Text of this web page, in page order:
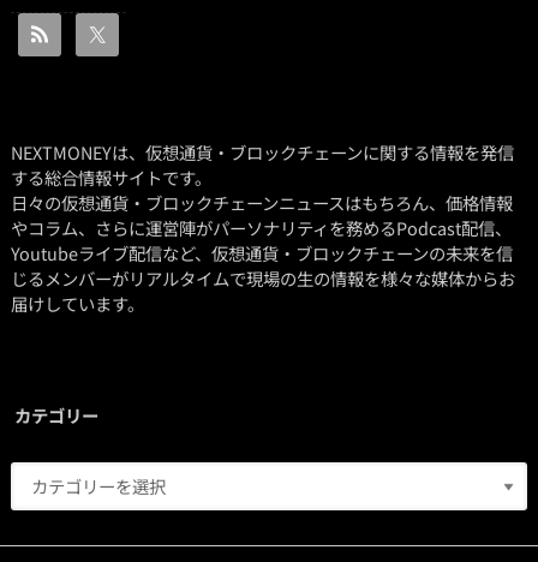
NEXTMONEYは、仮想通貨・ブロックチェーンに関する情報を発信
する総合情報サイトです。
日々の仮想通貨・ブロックチェーンニュースはもちろん、価格情報
やコラム、さらに運営陣がパーソナリティを務めるPodcast配信、
Youtubeライブ配信など、仮想通貨・ブロックチェーンの未来を信
じるメンバーがリアルタイムで現場の生の情報を様々な媒体からお
届けしています。
カテゴリー